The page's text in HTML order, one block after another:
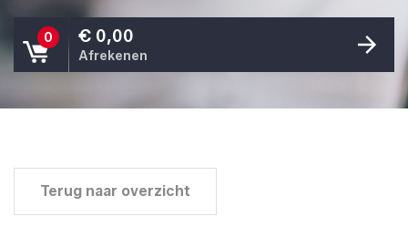
0 € 0,00
Afrekenen
Terug naar overzicht